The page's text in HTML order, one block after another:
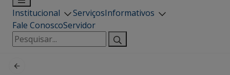
Institucional ServiçosInformativos
Fale ConoscoServidor
Pesquisar
por: